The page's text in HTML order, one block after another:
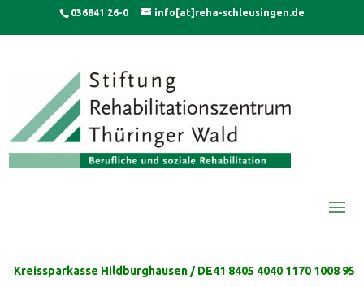
content
036841 26-0 info[at]reha-schleusingen.de
Kreissparkasse Hildburghausen / DE41 8405 4040 1170 1008 95
modal-check